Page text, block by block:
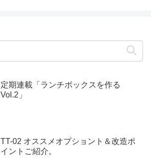
定期連載「ランチボックスを作る
Vol.2」
TT-02 オススメオプショント＆改造ポ
イントご紹介。